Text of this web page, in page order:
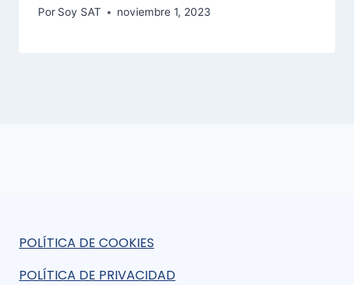
Por Soy SAT noviembre 1, 2023
POLÍTICA DE COOKIES
POLÍTICA DE PRIVACIDAD